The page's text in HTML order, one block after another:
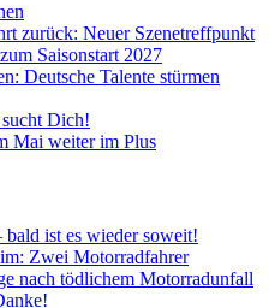
zurück: Neuer Szenetreffpunkt
Saisonstart 2027
Deutsche Talente stürmen
Dich!
Mai weiter im Plus
ist es wieder soweit!
Zwei Motorradfahrer
nach tödlichem Motorradunfall